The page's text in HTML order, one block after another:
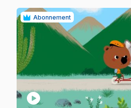
Abonnement
play_circle